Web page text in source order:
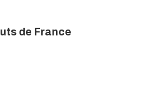
de France